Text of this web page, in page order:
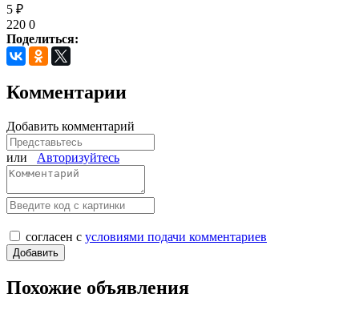
5 ₽
220 0
Поделиться:
Комментарии
Добавить комментарий
или Авторизуйтесь
согласен с условиями подачи комментариев
Похожие объявления